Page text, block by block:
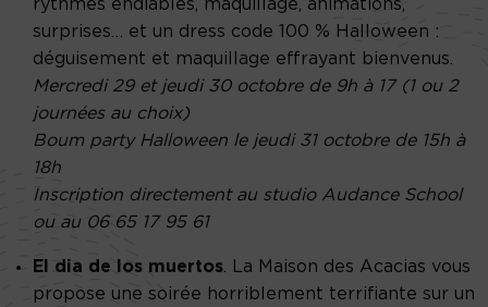
rythmes endiablés, maquillage, animations,
surprises… et un dress code 100 % Halloween :
déguisement et maquillage effrayant bienvenus.
Mercredi 29 et jeudi 30 octobre de 9h à 17 (1 ou 2
journées au choix)
Boum party Halloween le jeudi 31 octobre de 15h à
18h
Inscription directement au studio Audance School
ou au 06 65 17 95 61
El dia de los muertos. La Maison des Acacias vous
propose une soirée horriblement terrifiante sur un